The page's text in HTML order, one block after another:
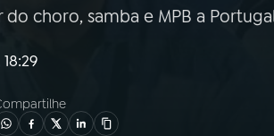
choro, samba e MPB a